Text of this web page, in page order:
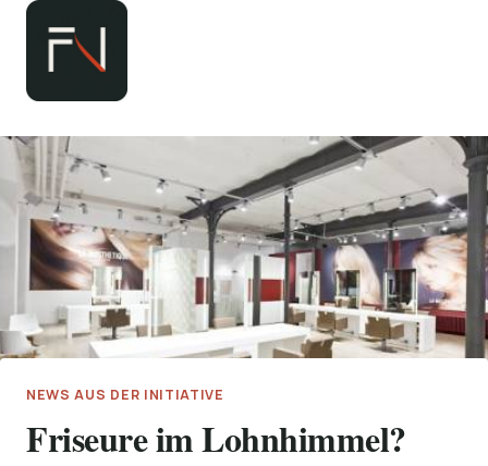
Zum
springen
NEWS AUS DER INITIATIVE
Friseure im Lohnhimmel?